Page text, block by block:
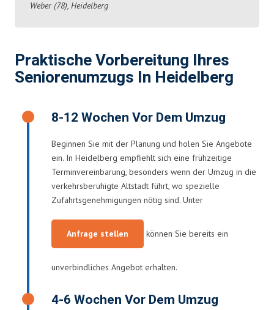
Weber (78), Heidelberg
Praktische Vorbereitung Ihres
Seniorenumzugs In Heidelberg
8-12 Wochen Vor Dem Umzug
Beginnen Sie mit der Planung und holen Sie Angebote
ein. In Heidelberg empfiehlt sich eine frühzeitige
Terminvereinbarung, besonders wenn der Umzug in die
verkehrsberuhigte Altstadt führt, wo spezielle
Zufahrtsgenehmigungen nötig sind. Unter
Anfrage stellen können Sie bereits ein
unverbindliches Angebot erhalten.
4-6 Wochen Vor Dem Umzug